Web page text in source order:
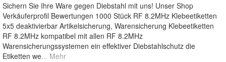
Sichern Sie Ihre Ware gegen Diebstahl mit uns! Unser Shop
Verkäuferprofil Bewertungen 1000 Stück RF 8.2MHz Klebeetiketten
5x5 deaktivierbar Artikelsicherung, Warensicherung Klebeetiketten
RF 8.2MHz kompatibel mit allen RF 8.2MHz
Warensicherungssystemen ein effektiver Diebstahlschutz die
Etiketten we... Mehr